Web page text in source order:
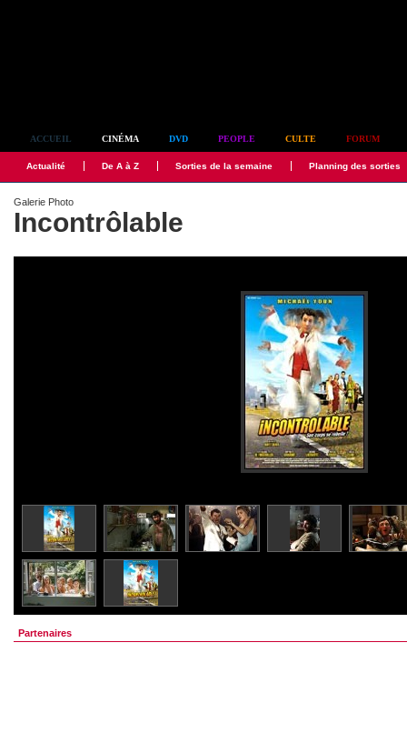
ACCUEIL CINÉMA DVD PEOPLE CULTE FORUM
Actualité De A à Z Sorties de la semaine Planning des sorties
Galerie Photo
Incontrôlable
Partenaires